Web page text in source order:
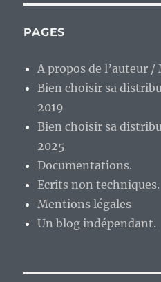
PAGES
A propos de l’auteur
Bien choisir sa
2019
Bien choisir sa
2025
Documentations.
Ecrits non techniques.
Mentions légales
Un blog indépendant.